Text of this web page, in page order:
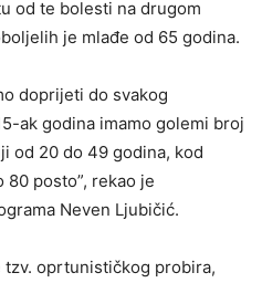
od te bolesti na drugom
je mlađe od 65 godina.
doprijeti do svakog
ak godina imamo golemi broj
od 20 do 49 godina, kod
posto”, rekao je
Neven Ljubičić.
oprtunističkog probira,